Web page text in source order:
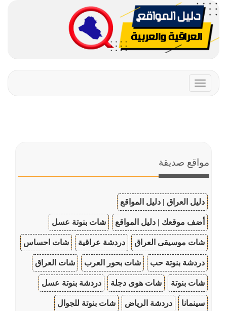
Toggle
navigation
مواقع صديقة
دليل العراق | دليل المواقع
أضف موقعك | دليل المواقع شات بنوتة عسل
شات موسيقى العراق دردشة عراقية شات احساس
دردشة بنوتة حب شات بحور العرب شات العراق
شات بنوتة شات هوى دجلة دردشة بنوتة عسل
سينمانا دردشة الرياض شات بنوتة للجوال